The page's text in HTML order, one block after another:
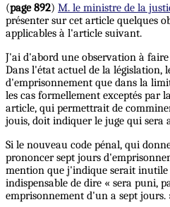
(page 892) M. le ministre de la
présenter sur cet article quelques
applicables à l'article suivant.
J'ai d'abord une observation à
Dans l'état actuel de la législation,
d'emprisonnement que dans la
les cas formellement exceptés par
article, qui permettrait de
jouis, doit indiquer le juge qui sera
Si le nouveau code pénal, qui
prononcer sept jours
mention que j'indique serait inutile
indispensable de dire « sera puni,
emprisonnement d'un a sept jours.